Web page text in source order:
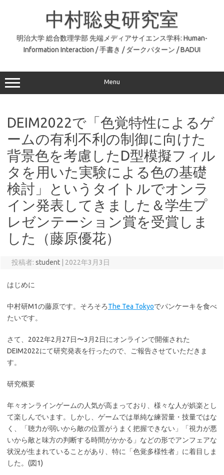
中村聡史研究室
明治大学 総合数理学部 先端メディアサイエンス学科: Human-
Information Interaction / 手書き / ダークパターン / BADUI
Menu
DEIM2022で「色覚特性によるゲ
ームの有利不利の制御に向けた
背景色を考慮したD型模擬フィル
タを用いた実験による色の基礎
検討」というタイトルでオンラ
イン発表してきました＆学生プ
レゼンテーション賞を受賞しま
した（藤原優花）
投稿者: student 2022年3月3日
はじめに
中村研M1の藤原です。そろそろThe Tea Tokyoでパンケーキを食べ
たいです。
さて、2022年2月27日〜3月2日にオンラインで開催された
DEIM2022にて研究発表を行ったので、ご報告させていただきま
す。
研究概要
年々オンラインゲームの人気が高まっており、様々な人が娯楽とし
て楽しんでいます。しかし、ゲームでは単純な練習量・技量ではな
く、「聴力が弱いから敵の位置がうまく把握できない」「視力が悪
いから敵と味方の判断する時間がかかる」などの形でアンフェアな
状況が生まれていることがあり、特に「色覚多様性者」に着目しま
した。(図1)